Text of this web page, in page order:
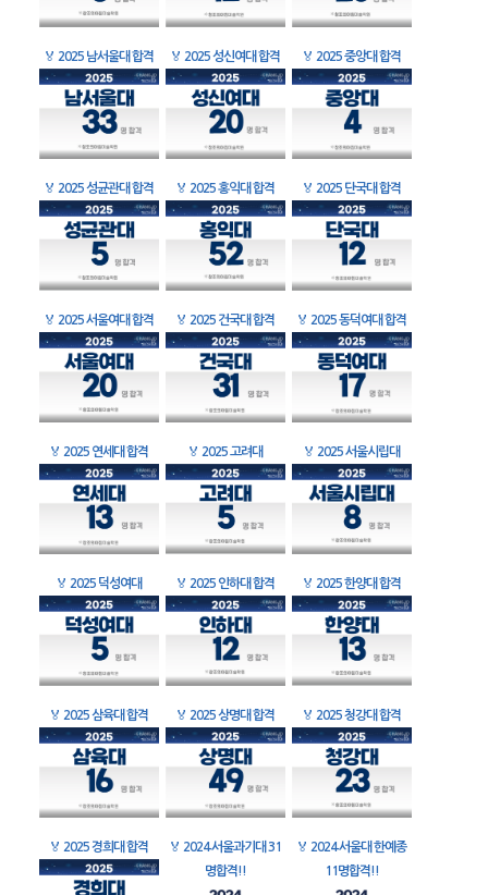
🏅 2025 남서울대 합격 🏅 2025 성신여대 합격 🏅 2025 중앙대 합격
🏅 2025 성균관대 합격 🏅 2025 홍익대 합격 🏅 2025 단국대 합격
🏅 2025 서울여대 합격 🏅 2025 건국대 합격 🏅 2025 동덕여대 합격
🏅 2025 연세대 합격 🏅 2025 고려대 🏅 2025 서울시립대
🏅 2025 덕성여대 🏅 2025 인하대 합격 🏅 2025 한양대 합격
🏅 2025 삼육대 합격 🏅 2025 상명대 합격 🏅 2025 청강대 합격
🏅 2025 경희대 합격 🏅 2024 서울과기대 31
명합격!!
🏅 2024 서울대 한예종
11명합격!!